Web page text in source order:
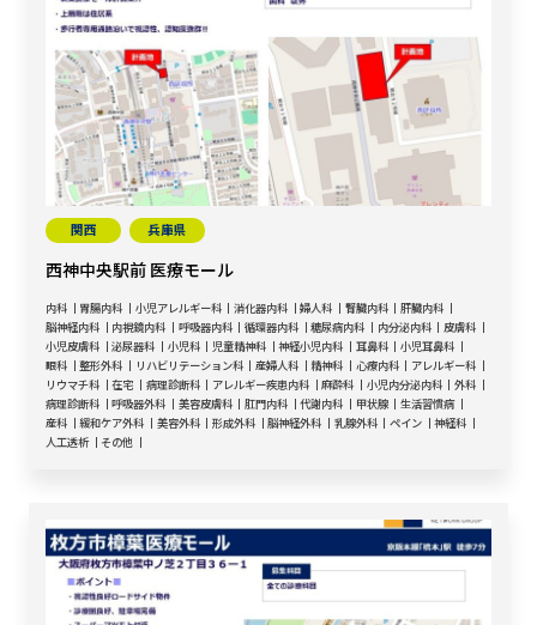
関西 兵庫県
西神中央駅前 医療モール
内科 胃腸内科 小児アレルギー科 消化器内科 婦人科 腎臓内科
肝臓内科
脳神経内科
内視鏡内科 呼吸器内科 循環器内科 糖尿病内科 内分泌内科
皮膚科
小児皮膚科
泌尿器科 小児科 児童精神科 神経小児内科 耳鼻科
小児耳鼻科
眼科
整形外科 リハビリテーション科 産婦人科 精神科 心療内科
アレルギー科
リウマチ科
在宅 病理診断科 アレルギー疾患内科 麻酔科 小児内分泌内科
外科
病理診断科
呼吸器外科 美容皮膚科 肛門内科 代謝内科 甲状腺
生活習慣病
産科
緩和ケア外科 美容外科 形成外科 脳神経外科 乳腺外科 ペイン
神経科
人工透析
その他